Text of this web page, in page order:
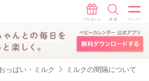
っぱい・ミルク ミルクの間隔について